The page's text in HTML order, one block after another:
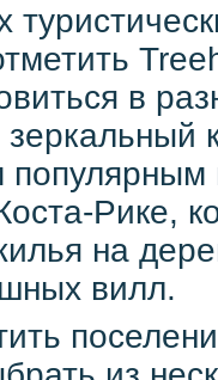
в
Рике,
на
вилл.